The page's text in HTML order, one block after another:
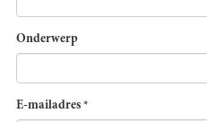
Onderwerp
E-mailadres *